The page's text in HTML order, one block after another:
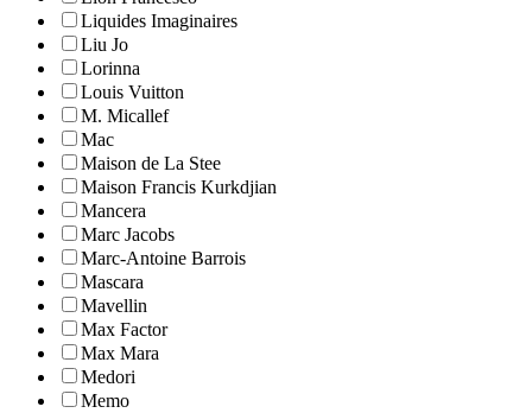
Liquides Imaginaires
Liu Jo
Lorinna
Louis Vuitton
M. Micallef
Mac
Maison de La Stee
Maison Francis Kurkdjian
Mancera
Marc Jacobs
Marc-Antoine Barrois
Mascara
Mavellin
Max Factor
Max Mara
Medori
Memo